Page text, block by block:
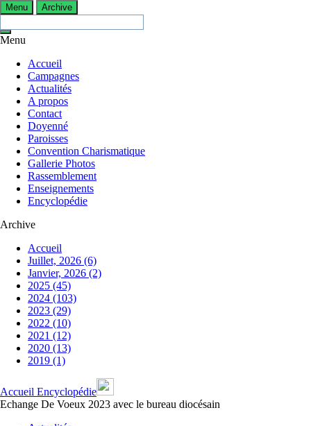
Menu Archive
Menu
Accueil
Campagnes
Actualités
A propos
Contact
Doyenné
Paroisses
Convention Charismatique
Gallerie Photos
Rassemblement
Enseignements
Encyclopédie
Archive
Accueil
Juillet, 2026 (6)
Janvier, 2026 (2)
2025 (45)
2024 (103)
2023 (29)
2022 (10)
2021 (12)
2020 (13)
2019 (1)
Accueil Encyclopédie
Echange De Voeux 2023 avec le bureau diocésain